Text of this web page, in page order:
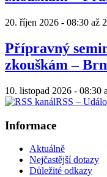
20. říjen 2026 - 08:30 až
Přípravný
zkouškám –
10. listopad 2026 - 08:30
RSS –
Informace
Aktuálně
Nejčastější dotazy
Důležité odkazy